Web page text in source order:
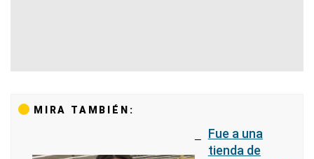
MIRA TAMBIÉN:
Fue a una
tienda de